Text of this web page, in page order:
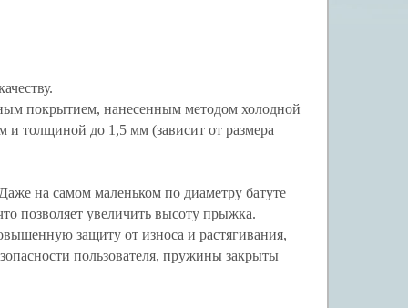
покрытием, нанесенным методом холодной
и толщиной до 1,5 мм (зависит от размера
на самом маленьком по диаметру батуте
позволяет увеличить высоту прыжка.
защиту от износа и растягивания,
пользователя, пружины закрыты